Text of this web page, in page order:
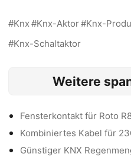
Knx Knx-Aktor
Knx-
Knx-Schaltaktor
Weitere
Fensterkontakt für Roto
Kombiniertes Kabel für
Günstiger KNX